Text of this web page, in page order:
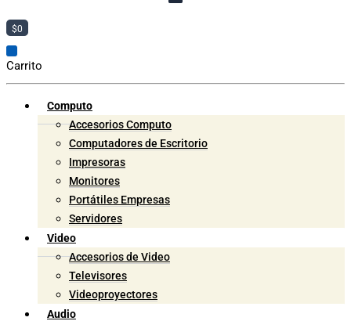
$0
Carrito
Computo
Accesorios Computo
Computadores de Escritorio
Impresoras
Monitores
Portátiles Empresas
Servidores
Video
Accesorios de Video
Televisores
Videoproyectores
Audio